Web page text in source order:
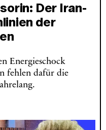
Der Iran-
der
Energieschock
fehlen dafür die